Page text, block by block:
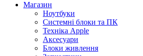
Магазин
Ноутбуки
Системні блоки та ПК
Техніка Apple
Аксесуари
Блоки живлення